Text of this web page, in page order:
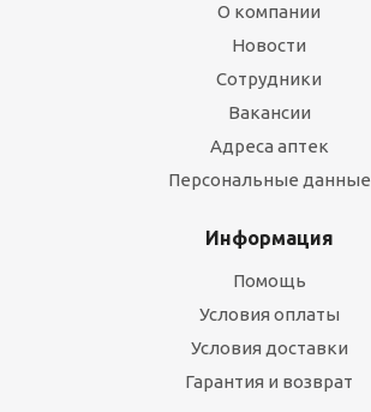
О компании
Новости
Сотрудники
Вакансии
Адреса аптек
Персональные данные
Информация
Помощь
Условия оплаты
Условия доставки
Гарантия и возврат